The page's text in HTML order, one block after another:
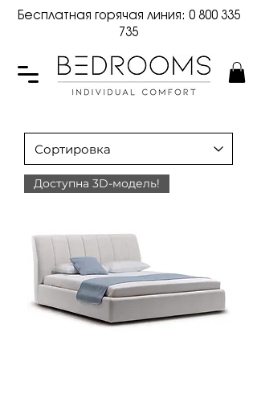
Бесплатная горячая линия: 0 800 335
735
Доступна 3D-модель!